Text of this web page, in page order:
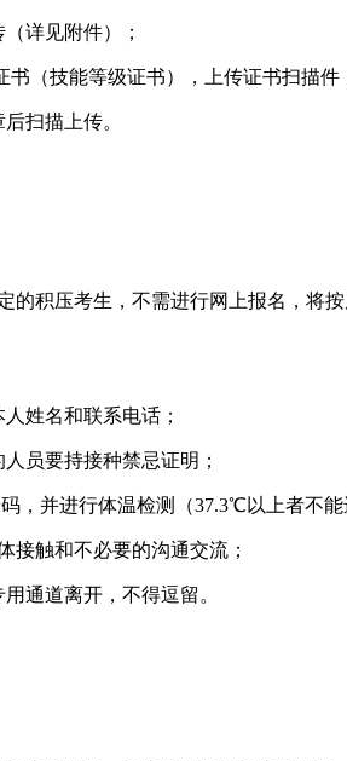
详见附件）；
（技能等级证书），上传证书扫描件
扫描上传。
的积压考生，不需进行网上报名，
姓名和联系电话；
员要持接种禁忌证明；
，并进行体温检测（37.3℃以上者不
接触和不必要的沟通交流；
通道离开，不得逗留。